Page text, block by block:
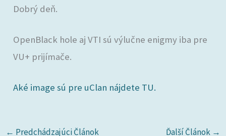
Dobrý deň.
OpenBlack hole aj VTI sú výlučne enigmy iba pre
VU+ prijímače.
Aké image sú pre uClan nájdete TU.
← Predchádzajúci Článok Ďalší Článok →